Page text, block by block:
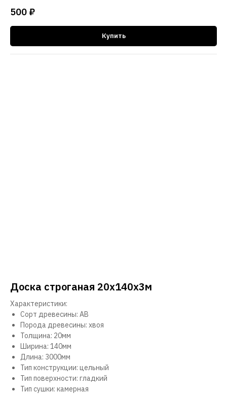
500 ₽
Купить
Доска строганая 20х140х3м
Характеристики:
Сорт древесины: АВ
Порода древесины: хвоя
Толщина: 20мм
Ширина: 140мм
Длина: 3000мм
Тип конструкции: цельный
Тип поверхности: гладкий
Тип сушки: камерная